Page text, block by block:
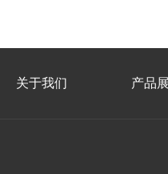
关于我们 产品